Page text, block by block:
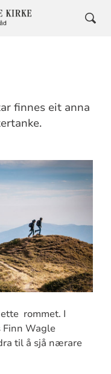
finnes eit anna
rommet. I
Wagle
til å sjå nærare